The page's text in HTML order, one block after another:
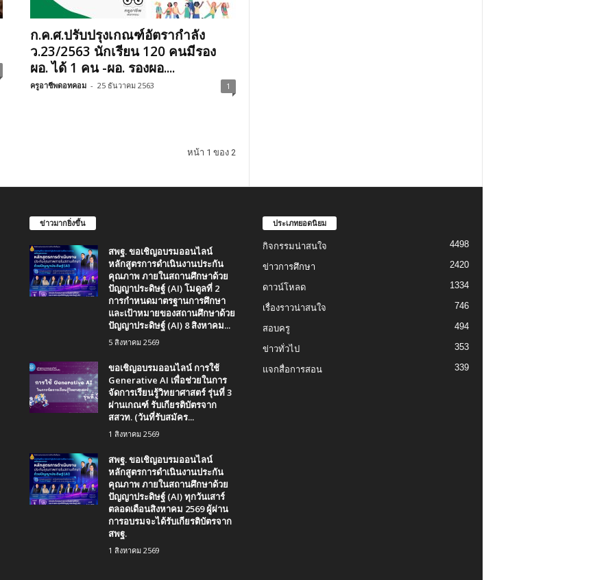
ก.ค.ศ.ปรับปรุงเกณฑ์อัตรากำลัง
ว.23/2563 นักเรียน 120 คนมีรอง
ผอ. ได้ 1 คน -ผอ. รองผอ....
ครูอาชีพดอทคอม - 25 ธันวาคม 2563 1
หน้า 1 ของ 2
ข่าวมากยิ่งขึ้น
สพฐ. ขอเชิญอบรมออนไลน์
หลักสูตรการดำเนินงานประกัน
คุณภาพ ภายในสถานศึกษาด้วย
ปัญญาประดิษฐ์ (AI) โมดูลที่ 2
การกำหนดมาตรฐานการศึกษา
และเป้าหมายของสถานศึกษาด้วย
ปัญญาประดิษฐ์ (AI) 8 สิงหาคม...
5 สิงหาคม 2569
ขอเชิญอบรมออนไลน์ การใช้
Generative AI เพื่อช่วยในการ
จัดการเรียนรู้วิทยาศาสตร์ รุ่นที่ 3
ผ่านเกณฑ์ รับเกียรติบัตรจาก
สสวท. (วันที่รับสมัคร...
1 สิงหาคม 2569
สพฐ. ขอเชิญอบรมออนไลน์
หลักสูตรการดำเนินงานประกัน
คุณภาพ ภายในสถานศึกษาด้วย
ปัญญาประดิษฐ์ (AI) ทุกวันเสาร์
ตลอดเดือนสิงหาคม 2569 ผู้ผ่าน
การอบรมจะได้รับเกียรติบัตรจาก
สพฐ.
1 สิงหาคม 2569
ประเภทยอดนิยม
กิจกรรมน่าสนใจ 4498
ข่าวการศึกษา 2420
ดาวน์โหลด 1334
เรื่องราวน่าสนใจ 746
สอบครู 494
ข่าวทั่วไป 353
แจกสื่อการสอน 339